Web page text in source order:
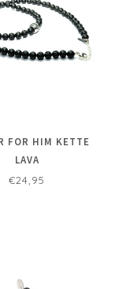
FOR HIM KETTE
LAVA
€24,95